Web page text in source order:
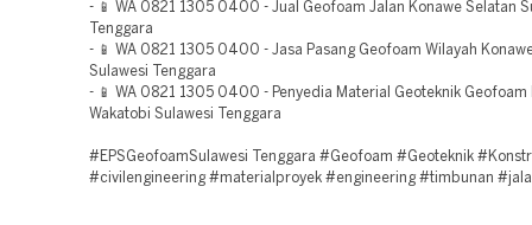
- 📱 WA 0821 1305 0400 - Jual Geofoam Jalan Konawe Selatan
Tenggara
- 📱 WA 0821 1305 0400 - Jasa Pasang Geofoam Wilayah
Sulawesi Tenggara
- 📱 WA 0821 1305 0400 - Penyedia Material Geoteknik Geofoam
Wakatobi Sulawesi Tenggara
#EPSGeofoamSulawesi Tenggara #Geofoam #Geoteknik
#civilengineering #materialproyek #engineering #timbunan